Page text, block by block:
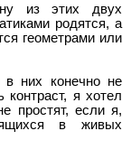
из этих двух
родятся, а
геометрами или
них конечно не
контраст, я хотел
простят, если я,
в живых